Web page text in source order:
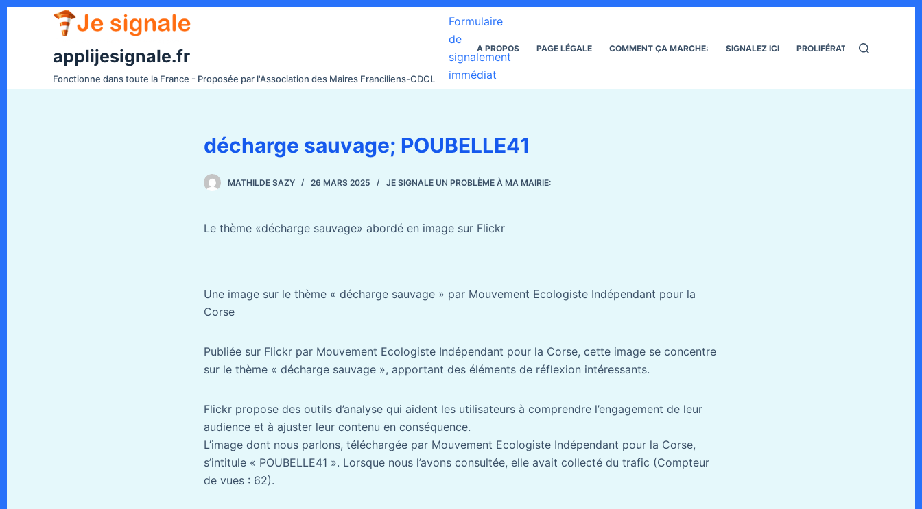
e
applijesignale.fr
Fonctionne dans toute la France - Proposée par l'Association des Maires Franciliens-CDCL
Formulaire
de
signalement
immédiat
A PROPOS PAGE LÉGALE COMMENT ÇA MARCHE: SIGNALEZ ICI PROLIFÉRATION DES RATS
décharge sauvage; POUBELLE41
MATHILDE SAZY 26 MARS 2025 JE SIGNALE UN PROBLÈME À MA MAIRIE:
Le thème «décharge sauvage» abordé en image sur Flickr
Une image sur le thème « décharge sauvage » par Mouvement Ecologiste Indépendant pour la
Corse
Publiée sur Flickr par Mouvement Ecologiste Indépendant pour la Corse, cette image se concentre
sur le thème « décharge sauvage », apportant des éléments de réflexion intéressants.
Flickr propose des outils d’analyse qui aident les utilisateurs à comprendre l’engagement de leur
audience et à ajuster leur contenu en conséquence.
L’image dont nous parlons, téléchargée par Mouvement Ecologiste Indépendant pour la Corse,
s’intitule « POUBELLE41 ». Lorsque nous l’avons consultée, elle avait collecté du trafic (Compteur
de vues : 62).